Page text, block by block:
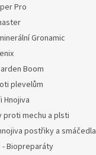
Pro
Gronamic
Boom
plevelům
Hnojiva
proti mechu a plsti
postřiky a smáčedla
Biopreparáty